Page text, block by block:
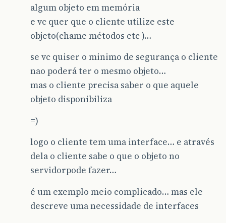
algum objeto em memória
e vc quer que o cliente utilize este
objeto(chame métodos etc )…
se vc quiser o minimo de segurança o cliente
nao poderá ter o mesmo objeto…
mas o cliente precisa saber o que aquele
objeto disponibiliza
=)
logo o cliente tem uma interface… e através
dela o cliente sabe o que o objeto no
servidorpode fazer…
é um exemplo meio complicado… mas ele
descreve uma necessidade de interfaces